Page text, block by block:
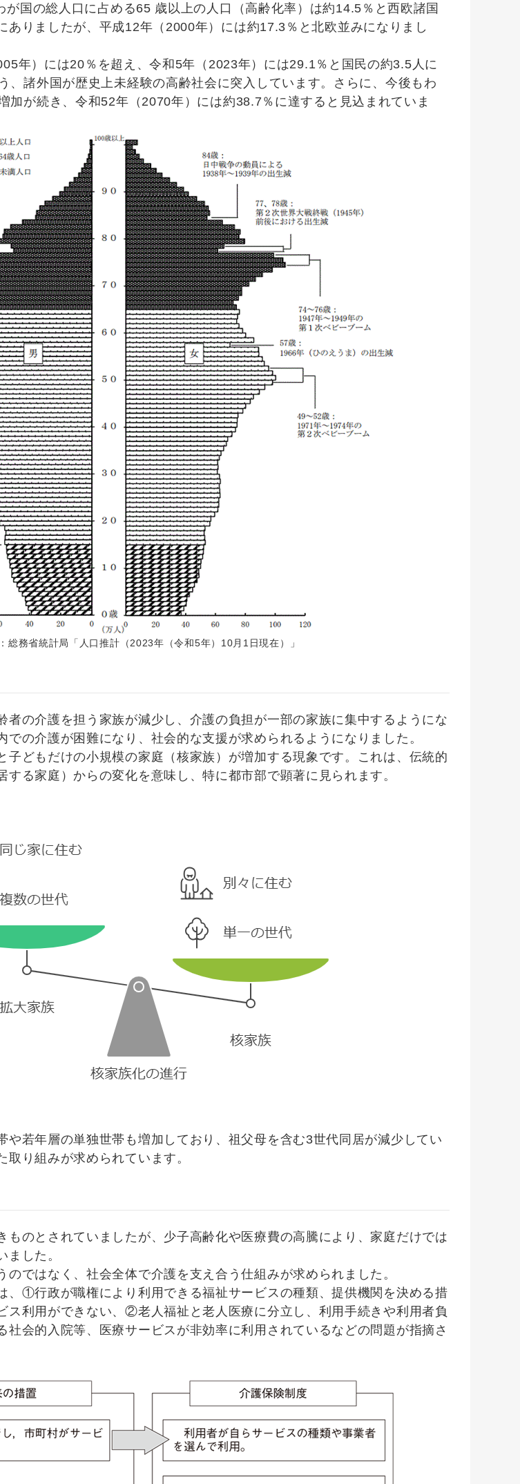
国の総人口に占める65 歳以上の人口（高齢化率）は約14.5％と西欧諸国
ありましたが、平成12年（2000年）には約17.3％と北欧並みになりまし
年）には20％を超え、令和5年（2023年）には29.1％と国民の約3.5人に
、諸外国が歴史上未経験の高齢社会に突入しています。さらに、今後もわ
加が続き、令和52年（2070年）には約38.7％に達すると見込まれていま
総務省統計局「人口推計（2023年（令和5年）10月1日現在）」
の介護を担う家族が減少し、介護の負担が一部の家族に集中するようにな
での介護が困難になり、社会的な支援が求められるようになりました。
どもだけの小規模の家庭（核家族）が増加する現象です。これは、伝統的
する家庭）からの変化を意味し、特に都市部で顕著に見られます。
若年層の単独世帯も増加しており、祖父母を含む3世代同居が減少してい
取り組みが求められています。
のとされていましたが、少子高齢化や医療費の高騰により、家庭だけでは
ました。
ではなく、社会全体で介護を支え合う仕組みが求められました。
①行政が職権により利用できる福祉サービスの種類、提供機関を決める措
ス利用ができない、②老人福祉と老人医療に分立し、利用手続きや利用者負
会的入院等、医療サービスが非効率に利用されているなどの問題が指摘さ